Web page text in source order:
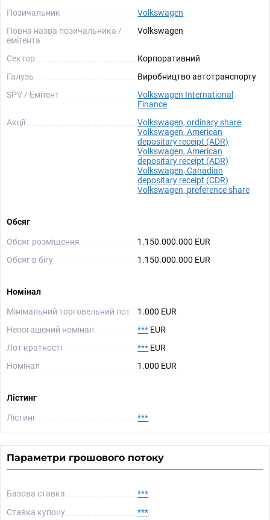
Позичальник
Volkswagen
Повна назва позичальника /
емітента
Volkswagen
Сектор
Корпоративний
Галузь
Виробництво автотранспорту
SPV / Емітент
Volkswagen International
Finance
Акції
Volkswagen, ordinary share
Volkswagen, American
depositary receipt (ADR)
Volkswagen, American
depositary receipt (ADR)
Volkswagen, Canadian
depositary receipt (CDR)
Volkswagen, preference share
Обсяг
Обсяг розміщення
1.150.000.000 EUR
Обсяг в бігу
1.150.000.000 EUR
Номінал
Мінімальний торговельний лот
1.000 EUR
Непогашений номінал
*** EUR
Лот кратності
*** EUR
Номінал
1.000 EUR
Лістинг
Лістинг ***
Параметри грошового потоку
Базова ставка
***
Ставка купону
***